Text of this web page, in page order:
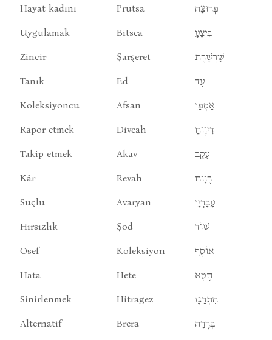
Hayat kadını Prutsa פְרוּצָה
Uygulamak Bitsea בִּיצֶעָ
Zincir Şarşeret שָׁרְשֶׁרֶת
Tanık Ed עֶד
Koleksiyoncu Afsan אָסְפָן
Rapor etmek Diveah דִיוֶוחַ
Takip etmek Akav עָקָב
Kâr Revah רֶוָוח
Suçlu Avaryan עָבָרְיָן
Hırsızlık Şod שׁוֹד
Osef Koleksiyon אוֹסֶף
Hata Hete חֶטְא
Sinirlenmek Hitragez הִתְרָגֶז
Alternatif Brera בְּרֶרָה